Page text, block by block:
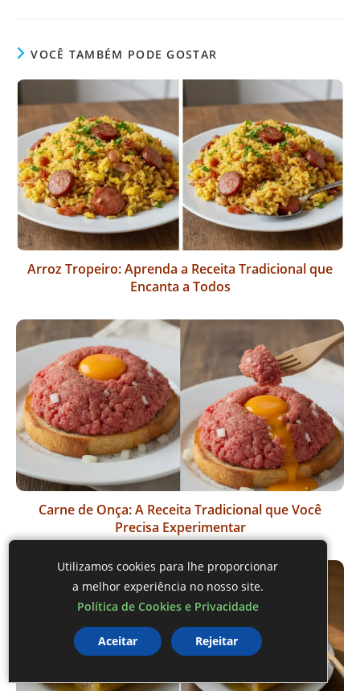
VOCÊ TAMBÉM PODE GOSTAR
Arroz Tropeiro: Aprenda a Receita Tradicional que
Encanta a Todos
Carne de Onça: A Receita Tradicional que Você
Precisa Experimentar
Utilizamos cookies para lhe proporcionar
a melhor experiência no nosso site.
Política de Cookies e Privacidade
Aceitar Rejeitar